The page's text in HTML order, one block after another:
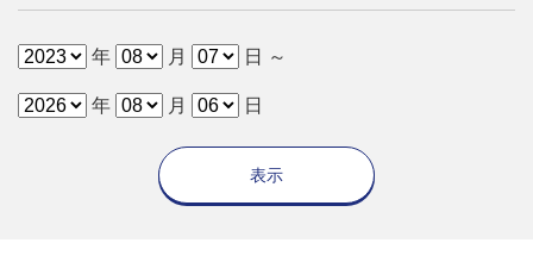
年 月 日 ～
年 月 日
表示